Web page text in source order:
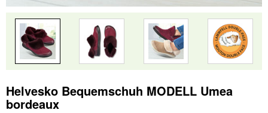
Helvesko Bequemschuh MODELL Umea
bordeaux